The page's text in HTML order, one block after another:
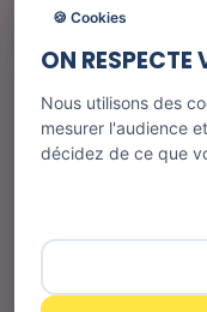
Besoin d'aide ?
Nos services
🍪 Cookies
ON RESPECTE
Nous utilisons des
mesurer l'audience
décidez de ce que